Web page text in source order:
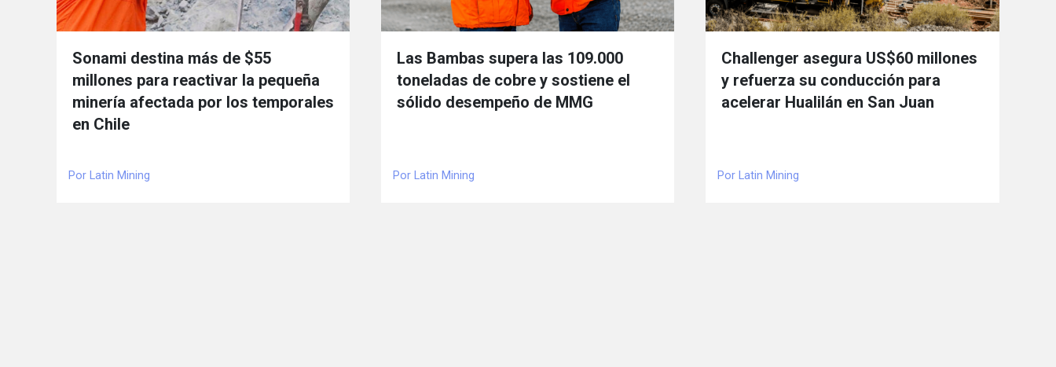
Sonami destina más de $55
millones para reactivar la pequeña
minería afectada por los temporales
en Chile
Por Latin Mining
Las Bambas supera las 109.000
toneladas de cobre y sostiene el
sólido desempeño de MMG
Por Latin Mining
Challenger asegura US$60 millones
y refuerza su conducción para
acelerar Hualilán en San Juan
Por Latin Mining